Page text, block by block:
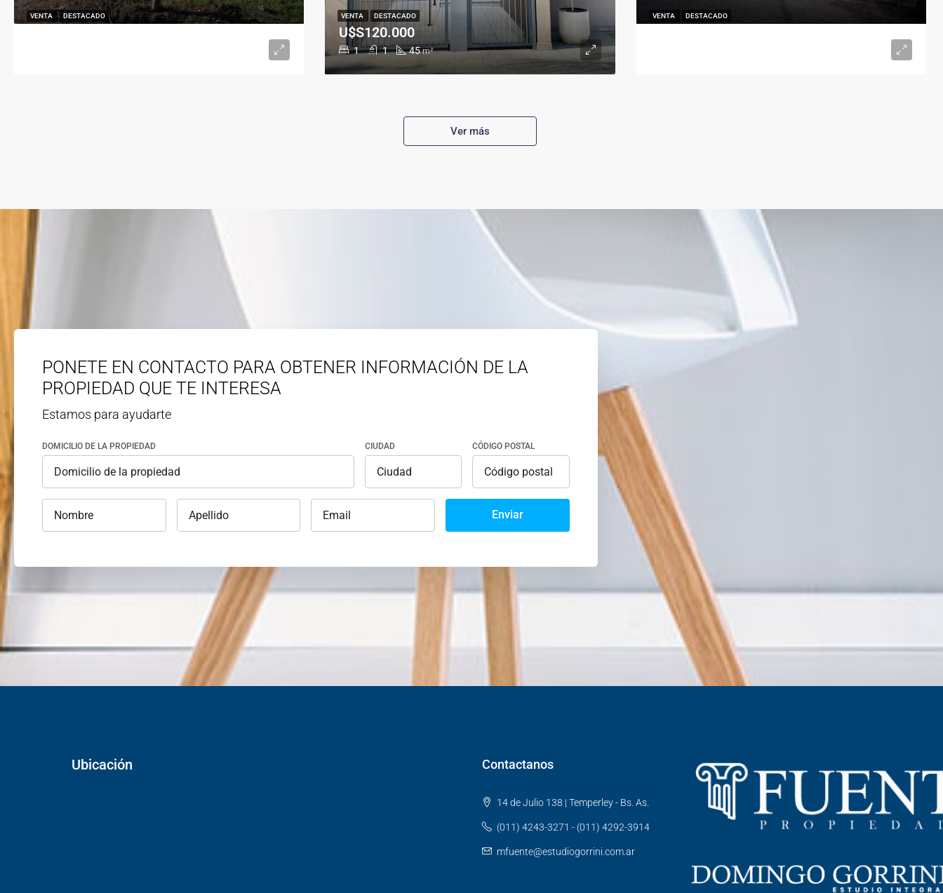
VENTA DESTACADO
1 1 45 m²
U$S120.000
VENTA DESTACADO VENTA DESTACADO
Ver más
PONETE EN CONTACTO PARA OBTENER INFORMACIÓN DE LA
PROPIEDAD QUE TE INTERESA
Estamos para ayudarte
DOMICILIO DE LA PROPIEDAD CIUDAD CÓDIGO POSTAL
Enviar
Ubicación Contactanos
14 de Julio 138 | Temperley - Bs. As.
(011) 4243-3271 - (011) 4292-3914
mfuente@estudiogorrini.com.ar